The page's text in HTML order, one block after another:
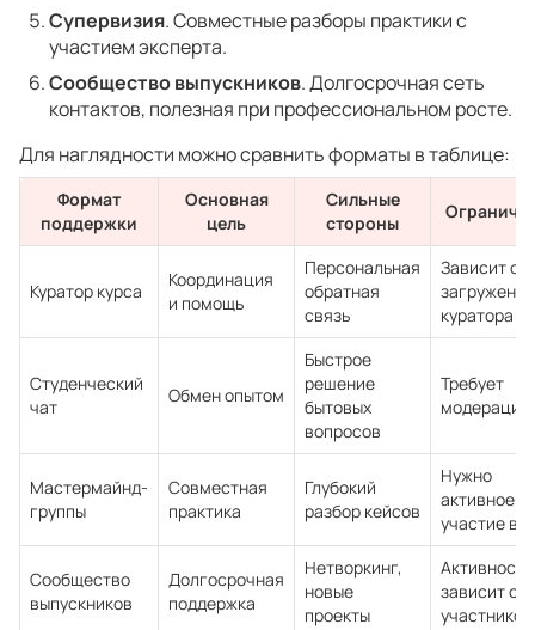
Супервизия. Совместные разборы практики с
участием эксперта.
Сообщество выпускников. Долгосрочная сеть
контактов, полезная при профессиональном росте.
Для наглядности можно сравнить форматы в таблице:
Формат
поддержки
Основная
цель
Сильные
стороны
Куратор курса
Координация
и помощь
Персональная
обратная
связь
Зависит от
куратора
Студенческий
чат
Обмен опытом
Быстрое
решение
бытовых
вопросов
Требует
модерации
Мастермайнд-
группы
Совместная
практика
Глубокий
разбор кейсов
Нужно
активное
участие
Сообщество
выпускников
Долгосрочная
поддержка
Нетворкинг,
новые
проекты
Активность
зависит от
участников